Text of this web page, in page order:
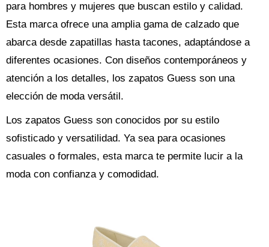
para hombres y mujeres que buscan estilo y calidad.
Esta marca ofrece una amplia gama de calzado que
abarca desde zapatillas hasta tacones, adaptándose a
diferentes ocasiones. Con diseños contemporáneos y
atención a los detalles, los zapatos Guess son una
elección de moda versátil.
Los zapatos Guess son conocidos por su estilo
sofisticado y versatilidad. Ya sea para ocasiones
casuales o formales, esta marca te permite lucir a la
moda con confianza y comodidad.